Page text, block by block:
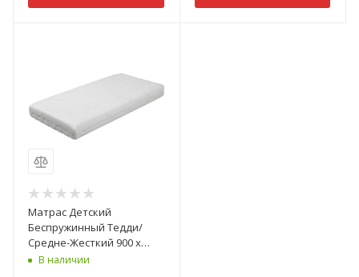
Матрас Детский
Беспружинный Тедди/
Средне-Жесткий 900 х
1900 мм
В наличии